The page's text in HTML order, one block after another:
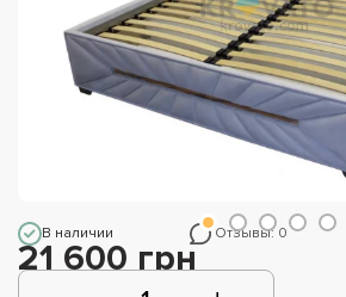
В наличии Отзывы: 0
21 600 грн